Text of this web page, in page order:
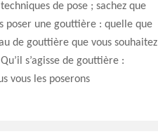
de pose ; sachez que
poser une gouttière : quelle que
de gouttière que vous souhaitez
s’agisse de gouttière :
vous les poserons